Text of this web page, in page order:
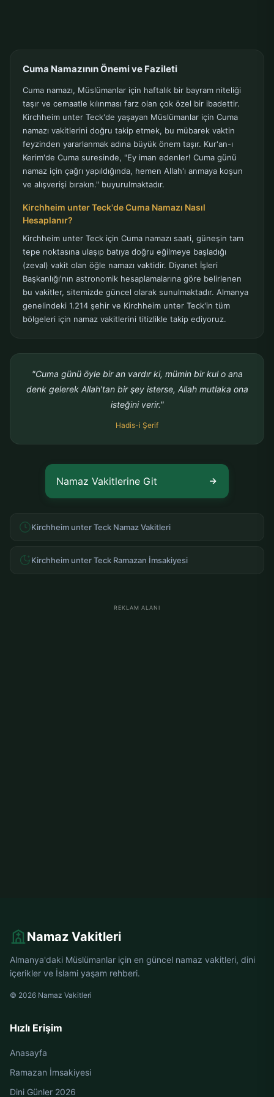
Cuma Namazının Önemi ve Fazileti
Cuma namazı, Müslümanlar için haftalık bir bayram niteliği
taşır ve cemaatle kılınması farz olan çok özel bir ibadettir.
Kirchheim unter Teck'de yaşayan Müslümanlar için Cuma
namazı vakitlerini doğru takip etmek, bu mübarek vaktin
feyzinden yararlanmak adına büyük önem taşır. Kur'an-ı
Kerim'de Cuma suresinde, "Ey iman edenler! Cuma günü
namaz için çağrı yapıldığında, hemen Allah'ı anmaya koşun
ve alışverişi bırakın." buyurulmaktadır.
Kirchheim unter Teck'de Cuma Namazı Nasıl
Hesaplanır?
Kirchheim unter Teck için Cuma namazı saati, güneşin tam
tepe noktasına ulaşıp batıya doğru eğilmeye başladığı
(zeval) vakit olan öğle namazı vaktidir. Diyanet İşleri
Başkanlığı'nın astronomik hesaplamalarına göre belirlenen
bu vakitler, sitemizde güncel olarak sunulmaktadır. Almanya
genelindeki 1.214 şehir ve Kirchheim unter Teck'in tüm
bölgeleri için namaz vakitlerini titizlikle takip ediyoruz.
"Cuma günü öyle bir an vardır ki, mümin bir kul o ana
denk gelerek Allah'tan bir şey isterse, Allah mutlaka ona
isteğini verir."
Hadis-i Şerif
Namaz Vakitlerine Git
Kirchheim unter Teck Namaz Vakitleri
Kirchheim unter Teck Ramazan İmsakiyesi
REKLAM ALANI
Namaz Vakitleri
Almanya'daki Müslümanlar için en güncel namaz vakitleri, dini
içerikler ve İslami yaşam rehberi.
© 2026 Namaz Vakitleri
Hızlı Erişim
Anasayfa
Ramazan İmsakiyesi
Dini Günler 2026